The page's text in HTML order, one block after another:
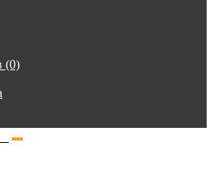
(0)